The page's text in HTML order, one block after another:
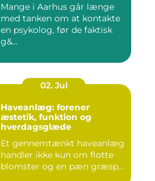
Mange i Aarhus går længe
med tanken om at kontakte
en psykolog, før de faktisk
g&...
02. Jul
Haveanlæg: forener
æstetik, funktion og
hverdagsglæde
Et gennemtænkt haveanlæg
handler ikke kun om flotte
blomster og en pæn græsp...